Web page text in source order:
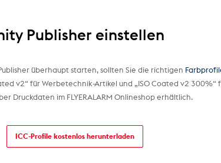
Publisher einstellen
überhaupt starten, sollten Sie die richtigen
v2“ für Werbetechnik-Artikel und „ISO Coated v2
Druckdaten im FLYERALARM Onlineshop erhältlich.
ICC-Profile kostenlos herunterladen